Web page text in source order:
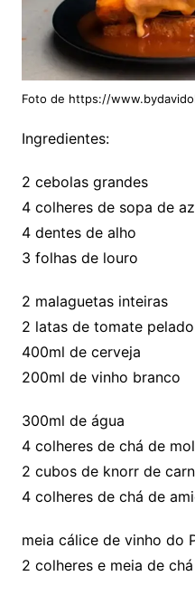
Foto de https://
Ingredientes:
2 cebolas grandes
4 colheres de sopa de
4 dentes de alho
3 folhas de louro
2 malaguetas inteiras
2 latas de tomate
400ml de cerveja
200ml de vinho branco
300ml de água
4 colheres de chá de
2 cubos de knorr de
4 colheres de chá de
meia cálice de vinho do
2 colheres e meia de